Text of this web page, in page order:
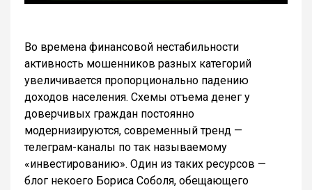
Во времена финансовой нестабильности
активность мошенников разных категорий
увеличивается пропорционально падению
доходов населения. Схемы отъема денег у
доверчивых граждан постоянно
модернизируются, современный тренд —
телеграм-каналы по так называемому
«инвестированию». Один из таких ресурсов —
блог некоего Бориса Соболя, обещающего